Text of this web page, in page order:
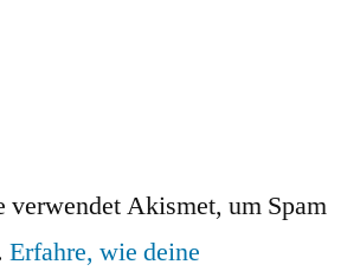
verwendet Akismet, um Spam
Erfahre, wie deine